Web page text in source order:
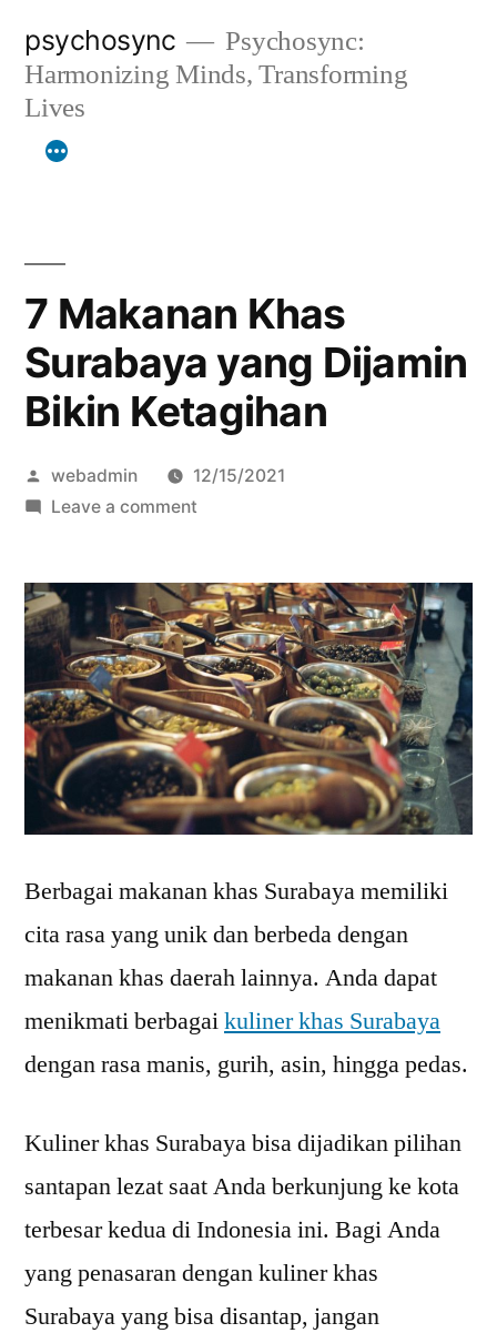
konten
psychosync
Psychosync:
Harmonizing Minds, Transforming
Lives
7 Makanan Khas
Surabaya yang Dijamin
Bikin Ketagihan
Posted
by
webadmin
12/15/2021
Leave a commenton
Khas
Surabaya
yang
Dijamin
Bikin
Ketagihan
Berbagai makanan khas Surabaya memiliki
cita rasa yang unik dan berbeda dengan
makanan khas daerah lainnya. Anda dapat
menikmati berbagaikuliner khas Surabaya
dengan rasa manis, gurih, asin, hingga pedas.
Kuliner khas Surabaya bisa dijadikan pilihan
santapan lezat saat Anda berkunjung ke kota
terbesar kedua di Indonesia ini. Bagi Anda
yang penasaran dengan kuliner khas
Surabaya yang bisa disantap, jangan